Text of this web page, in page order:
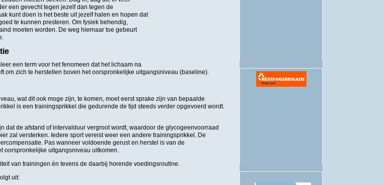
een gevecht tegen jezelf dan tegen de
kunt doen is het beste uit jezelf halen en hopen dat
te kunnen presteren. Om fysiek behendig,
moeten worden. De weg hiernaar toe gebeurt
een term voor het fenomeen dat het lichaam na
om zich te herstellen boven het oorspronkelijke uitgangsniveau (baseline).
wat dit ook moge zijn, te komen, moet eerst sprake zijn van bepaalde
is een trainingsprikkel die gedurende de tijd steeds verder opgevoerd wordt.
dat de afstand of intervalduur vergroot wordt, waardoor de glycogeenvoorraad
zal versterken. Iedere sport vereist weer een andere trainingsprikkel. De
Pas wanneer voldoende gerust en herstel is van de
oorspronkelijke uitgangsniveau uitkomen.
van trainingen èn tevens de daarbij horende voedingsroutine.
uit: